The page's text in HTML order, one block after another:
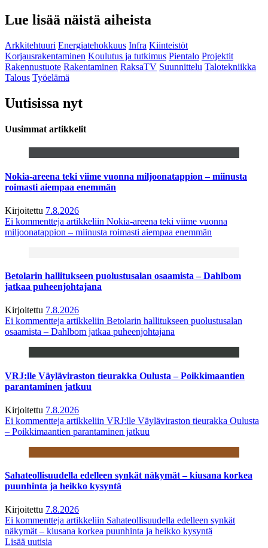
Lue lisää näistä aiheista
Arkkitehtuuri Energiatehokkuus Infra Kiinteistöt
Korjausrakentaminen Koulutus ja tutkimus Pientalo Projektit
Rakennustuote Rakentaminen RaksaTV Suunnittelu Talotekniikka
Talous Työelämä
Uutisissa nyt
Uusimmat artikkelit
Nokia-areena teki viime vuonna miljoonatappion – miinusta
roimasti aiempaa enemmän
Kirjoitettu 7.8.2026
Ei kommentteja artikkeliin Nokia-areena teki viime vuonna
miljoonatappion – miinusta roimasti aiempaa enemmän
Betolarin hallitukseen puolustusalan osaamista – Dahlbom
jatkaa puheenjohtajana
Kirjoitettu 7.8.2026
Ei kommentteja artikkeliin Betolarin hallitukseen puolustusalan
osaamista – Dahlbom jatkaa puheenjohtajana
VRJ:lle Väyläviraston tieurakka Oulusta – Poikkimaantien
parantaminen jatkuu
Kirjoitettu 7.8.2026
Ei kommentteja artikkeliin VRJ:lle Väyläviraston tieurakka Oulusta
– Poikkimaantien parantaminen jatkuu
Sahateollisuudella edelleen synkät näkymät – kiusana korkea
puunhinta ja heikko kysyntä
Kirjoitettu 7.8.2026
Ei kommentteja artikkeliin Sahateollisuudella edelleen synkät
näkymät – kiusana korkea puunhinta ja heikko kysyntä
Lisää uutisia